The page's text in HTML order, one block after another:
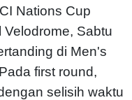
Nations Cup
Sabtu
di Men's
first round,
selisih waktu